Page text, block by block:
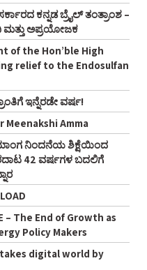
ಕನ್ನಡ ಬ್ರೈಲ್‌ ತಂತ್ರಾಂಶ –
ಅಪ್ರಯೋಜಕ
of the Hon’ble High
relief to the Endosulfan
ಇನ್ನೆರಡೇ ವರ್ಷ!
Amma
ನಿಂದನೆಯ ಶಿಕ್ಷೆಯಿಂದ
42 ವರ್ಷಗಳ ಬದಲಿಗೆ
– The End of Growth as
Policy Makers
takes digital world by